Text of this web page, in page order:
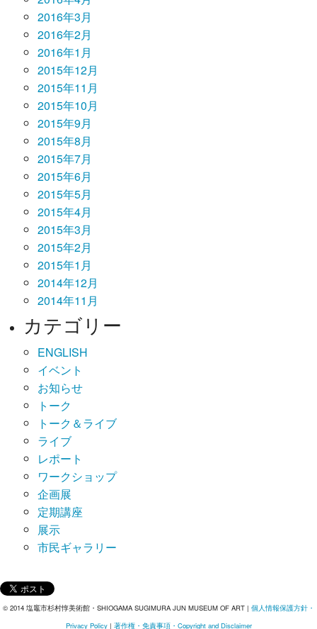
2016年3月
2016年2月
2016年1月
2015年12月
2015年11月
2015年10月
2015年9月
2015年8月
2015年7月
2015年6月
2015年5月
2015年4月
2015年3月
2015年2月
2015年1月
2014年12月
2014年11月
カテゴリー
ENGLISH
イベント
お知らせ
トーク
トーク＆ライブ
ライブ
レポート
ワークショップ
企画展
定期講座
展示
市民ギャラリー
© 2014 塩竈市杉村惇美術館・SHIOGAMA SUGIMURA JUN MUSEUM OF ART | 個人情報保護方針・
Privacy Policy| 著作権・免責事項・Copyright and Disclaimer